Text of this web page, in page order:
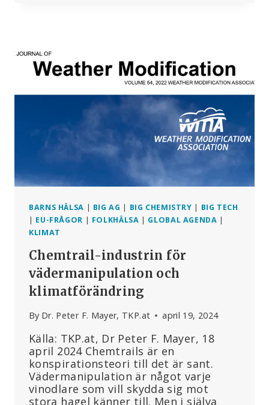
MIKROBIOM
METABOLISM
BARNS HÄLSA | BIG AG | BIG CHEMISTRY | BIG TECH
| EU-FRÅGOR | FOLKHÄLSA | GLOBAL AGENDA |
KLIMAT
Chemtrail-industrin för
vädermanipulation och
klimatförändring
By Dr. Peter F. Mayer, TKP.at april 19, 2024
Källa: TKP.at, Dr Peter F. Mayer, 18
april 2024 Chemtrails är en
konspirationsteori till det är sant.
Vädermanipulation är något varje
vinodlare som vill skydda sig mot
stora hagel känner till. Men i själva